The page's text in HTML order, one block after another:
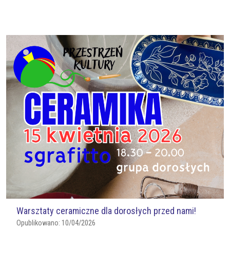
Warsztaty ceramiczne dla dorosłych przed nami!
Opublikowano: 10/04/2026